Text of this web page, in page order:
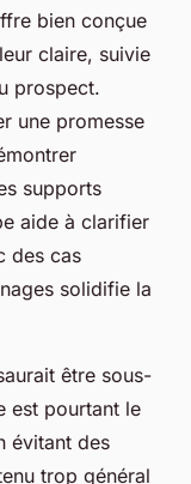
bien conçue
claire, suivie
prospect.
une promesse
supports
aide à clarifier
des cas
solidifie la
être sous-
est pourtant le
évitant des
trop général